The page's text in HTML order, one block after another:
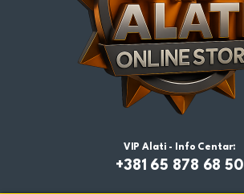
VIP Alati - Info Centar:
+381 65 878 68 50